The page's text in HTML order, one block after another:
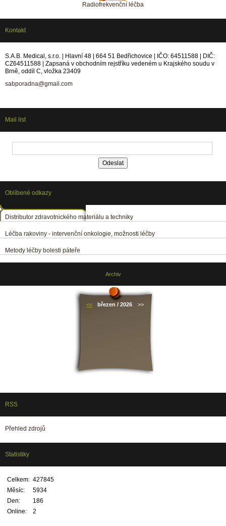
Radiofrekvenční léčba
Kontakt
S.A.B. Medical, s.r.o. | Hlavní 48 | 664 51 Bedřichovice | IČO: 64511588 | DIČ:
CZ64511588 | Zapsaná v obchodním rejstříku vedeném u Krajského soudu v
Brně, oddíl C, vložka 23409
sabporadna@gmail.com
Mail list
Oblíbené odkazy
Distributor zdravotnického materiálu a techniky
Léčba rakoviny - intervenční onkologie, možnosti léčby
Metody léčby bolesti páteře
Archiv
<< březen / 2026 >>
RSS
Přehled zdrojů
Statistiky
Online: 2
Celkem: 427845
Měsíc:
5934
Den:
186